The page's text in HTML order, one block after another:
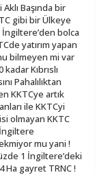
Başında bir
gibi bir Ülkeye
İngiltere’den bolca
yatırım yapan
bilmeyen mi var
Kıbrıslı
Pahalılıktan
KKTCye artık
ile KKTCyi
olmayan KKTC
mu yani !
1 İngiltere’deki
Ha gayret TRNC !